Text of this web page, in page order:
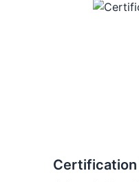
Certification